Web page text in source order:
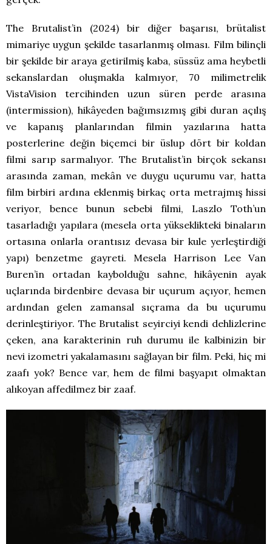
The Brutalist’in (2024) bir diğer başarısı, brütalist
mimariye uygun şekilde tasarlanmış olması. Film bilinçli
bir şekilde bir araya getirilmiş kaba, süssüz ama heybetli
sekanslardan oluşmakla kalmıyor, 70 milimetrelik
VistaVision tercihinden uzun süren perde arasına
(intermission), hikâyeden bağımsızmış gibi duran açılış
ve kapanış planlarından filmin yazılarına hatta
posterlerine değin biçemci bir üslup dört bir koldan
filmi sarıp sarmalıyor. The Brutalist’in birçok sekansı
arasında zaman, mekân ve duygu uçurumu var, hatta
film birbiri ardına eklenmiş birkaç orta metrajmış hissi
veriyor, bence bunun sebebi filmi, Laszlo Toth’un
tasarladığı yapılara (mesela orta yükseklikteki binaların
ortasına onlarla orantısız devasa bir kule yerleştirdiği
yapı) benzetme gayreti. Mesela Harrison Lee Van
Buren’in ortadan kaybolduğu sahne, hikâyenin ayak
uçlarında birdenbire devasa bir uçurum açıyor, hemen
ardından gelen zamansal sıçrama da bu uçurumu
derinleştiriyor. The Brutalist seyirciyi kendi dehlizlerine
çeken, ana karakterinin ruh durumu ile kalbinizin bir
nevi izometri yakalamasını sağlayan bir film. Peki, hiç mi
zaafı yok? Bence var, hem de filmi başyapıt olmaktan
alıkoyan affedilmez bir zaaf.